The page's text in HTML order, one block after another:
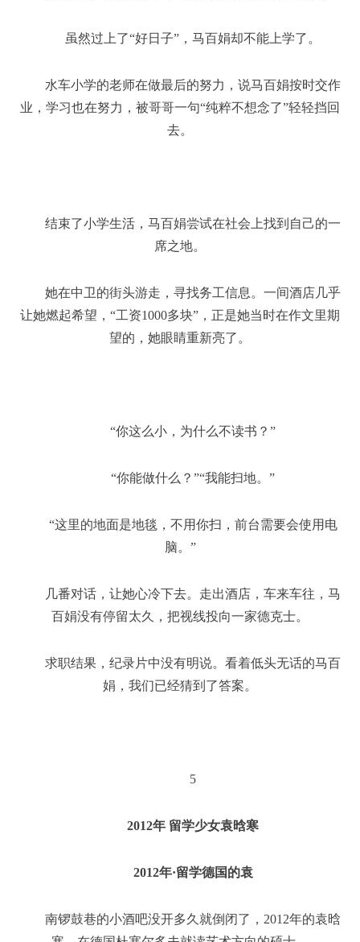
虽然过上了“好日子”，马百娟却不能上学了。
水车小学的老师在做最后的努力，说马百娟按时交作
业，学习也在努力，被哥哥一句“纯粹不想念了”轻轻挡回
去。
结束了小学生活，马百娟尝试在社会上找到自己的一
席之地。
她在中卫的街头游走，寻找务工信息。一间酒店几乎
让她燃起希望，“工资1000多块”，正是她当时在作文里期
望的，她眼睛重新亮了。
“你这么小，为什么不读书？”
“你能做什么？”“我能扫地。”
“这里的地面是地毯，不用你扫，前台需要会使用电
脑。”
几番对话，让她心冷下去。走出酒店，车来车往，马
百娟没有停留太久，把视线投向一家德克士。
求职结果，纪录片中没有明说。看着低头无话的马百
娟，我们已经猜到了答案。
5
2012年 留学少女袁晗寒
2012年·留学德国的袁
南锣鼓巷的小酒吧没开多久就倒闭了，2012年的袁晗